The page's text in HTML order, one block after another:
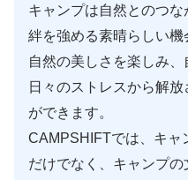
キャンプは自然とのつ
絆を強める素晴らしい機
自然の美しさを楽しみ、
日々のストレスから解
ができます。
CAMPSHIFTでは、キャ
だけでなく、キャンプ